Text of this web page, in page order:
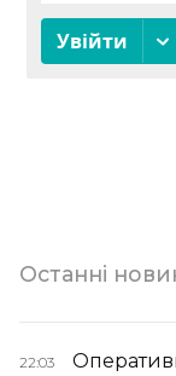
Останні
22:03